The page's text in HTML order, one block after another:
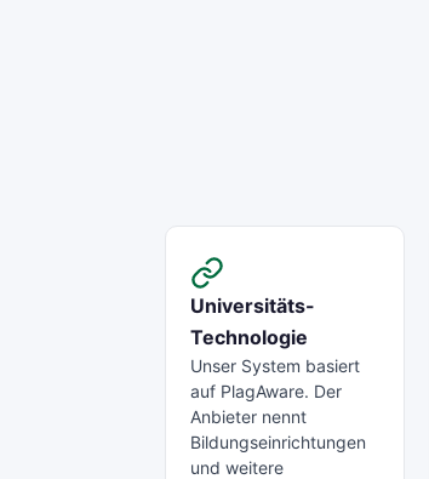
Universitäts-
Technologie
Unser System basiert
auf PlagAware. Der
Anbieter nennt
Bildungseinrichtungen
und weitere